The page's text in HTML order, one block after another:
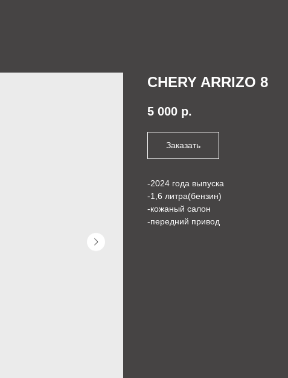
CHERY ARRIZO 8
5 000 р.
Заказать
-2024 года выпуска
-1,6 литра(бензин)
-кожаный салон
-передний привод